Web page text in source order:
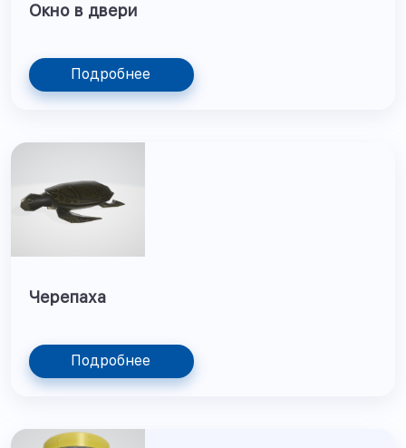
Окно в двери
Подробнее
Черепаха
Подробнее